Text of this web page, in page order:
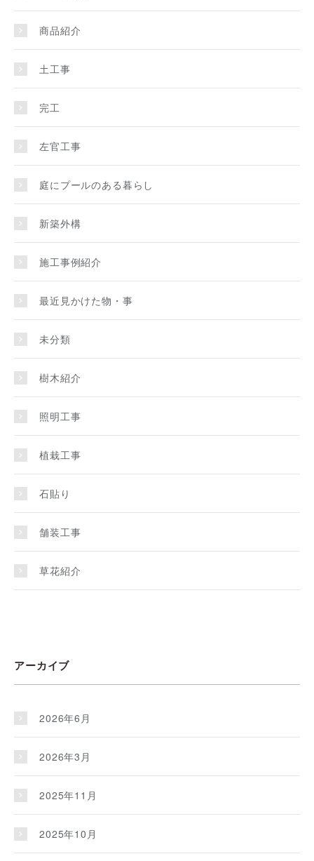
商品紹介
土工事
完工
左官工事
庭にプールのある暮らし
新築外構
施工事例紹介
最近見かけた物・事
未分類
樹木紹介
照明工事
植栽工事
石貼り
舗装工事
草花紹介
アーカイブ
2026年6月
2026年3月
2025年11月
2025年10月